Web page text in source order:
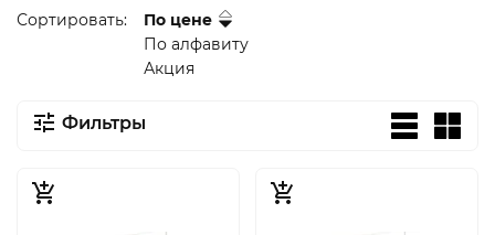
Сортировать:
По цене
По алфавиту
Акция
Фильтры